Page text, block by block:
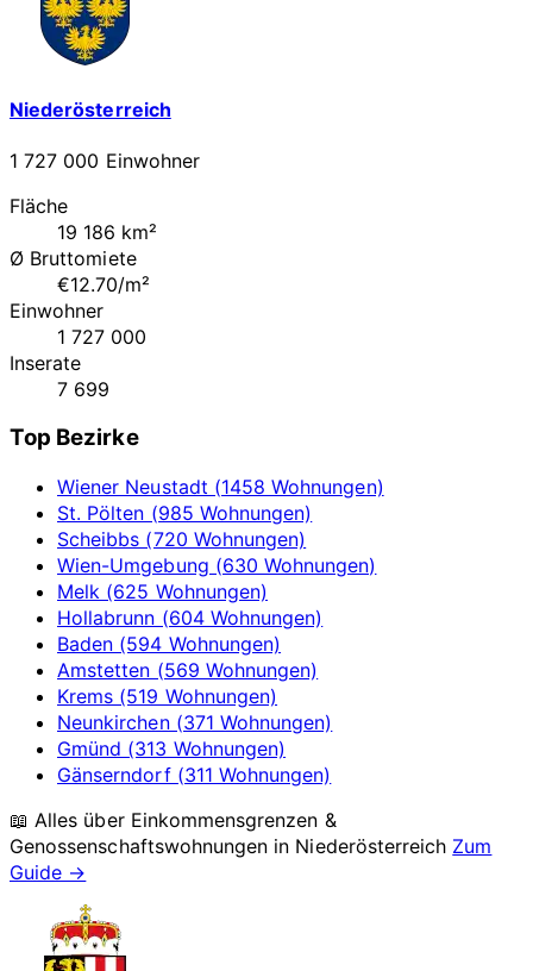
Niederösterreich
1 727 000 Einwohner
Fläche
19 186 km²
Ø Bruttomiete
€12.70/m²
Einwohner
1 727 000
Inserate
7 699
Top Bezirke
Wiener Neustadt (1458 Wohnungen)
St. Pölten (985 Wohnungen)
Scheibbs (720 Wohnungen)
Wien-Umgebung (630 Wohnungen)
Melk (625 Wohnungen)
Hollabrunn (604 Wohnungen)
Baden (594 Wohnungen)
Amstetten (569 Wohnungen)
Krems (519 Wohnungen)
Neunkirchen (371 Wohnungen)
Gmünd (313 Wohnungen)
Gänserndorf (311 Wohnungen)
📖 Alles über Einkommensgrenzen &
Genossenschaftswohnungen in Niederösterreich Zum
Guide →